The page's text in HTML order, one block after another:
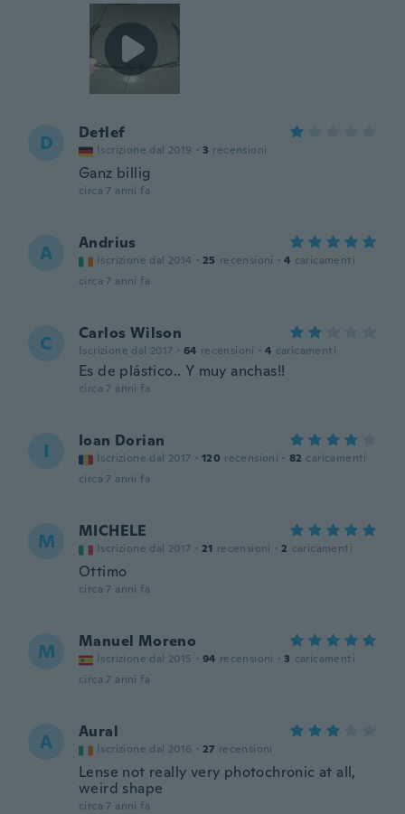
D Detlef
Iscrizione dal 2019 · 3 recensioni
Ganz billig
circa 7 anni fa
A Andrius
Iscrizione dal 2014 · 25 recensioni · 4 caricamenti
circa 7 anni fa
C Carlos Wilson
Iscrizione dal 2017 · 64 recensioni · 4 caricamenti
Es de plástico.. Y muy anchas!!
circa 7 anni fa
I Ioan Dorian
Iscrizione dal 2017 · 120 recensioni · 82 caricamenti
circa 7 anni fa
M MICHELE
Iscrizione dal 2017 · 21 recensioni · 2 caricamenti
Ottimo
circa 7 anni fa
M Manuel Moreno
Iscrizione dal 2015 · 94 recensioni · 3 caricamenti
circa 7 anni fa
A Aural
Iscrizione dal 2016 · 27 recensioni
Lense not really very photochronic at all,
weird shape
circa 7 anni fa